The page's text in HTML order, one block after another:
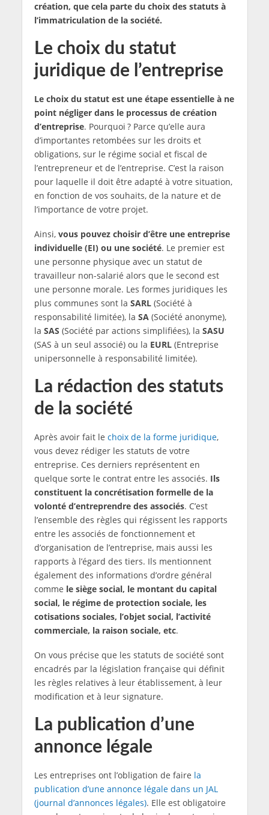
création, que cela parte du choix des statuts à
l’immatriculation de la société.
Le choix du statut
juridique de l’entreprise
Le choix du statut est une étape essentielle à ne
point négliger dans le processus de création
d’entreprise. Pourquoi ? Parce qu’elle aura
d’importantes retombées sur les droits et
obligations, sur le régime social et fiscal de
l’entrepreneur et de l’entreprise. C’est la raison
pour laquelle il doit être adapté à votre situation,
en fonction de vos souhaits, de la nature et de
l’importance de votre projet.
Ainsi, vous pouvez choisir d’être une entreprise
individuelle (EI) ou une société. Le premier est
une personne physique avec un statut de
travailleur non-salarié alors que le second est
une personne morale. Les formes juridiques les
plus communes sont la SARL(Société à
responsabilité limitée), la SA (Société anonyme),
la SAS (Société par actions simplifiées), la SASU
(SAS à un seul associé) ou la EURL(Entreprise
unipersonnelle à responsabilité limitée).
La rédaction des statuts
de la société
Après avoir fait le choix de la forme juridique,
vous devez rédiger les statuts de votre
entreprise. Ces derniers représentent en
quelque sorte le contrat entre les associés. Ils
constituent la concrétisation formelle de la
volonté d’entreprendre des associés. C’est
l’ensemble des règles qui régissent les rapports
entre les associés de fonctionnement et
d’organisation de l’entreprise, mais aussi les
rapports à l’égard des tiers. Ils mentionnent
également des informations d’ordre général
comme le siège social, le montant du capital
social, le régime de protection sociale, les
cotisations sociales, l’objet social, l’activité
commerciale, la raison sociale, etc.
On vous précise que les statuts de société sont
encadrés par la législation française qui définit
les règles relatives à leur établissement, à leur
modification et à leur signature.
La publication d’une
annonce légale
Les entreprises ont l’obligation de faire la
publication d’une annonce légale dans un JAL
(journal d’annonces légales). Elle est obligatoire